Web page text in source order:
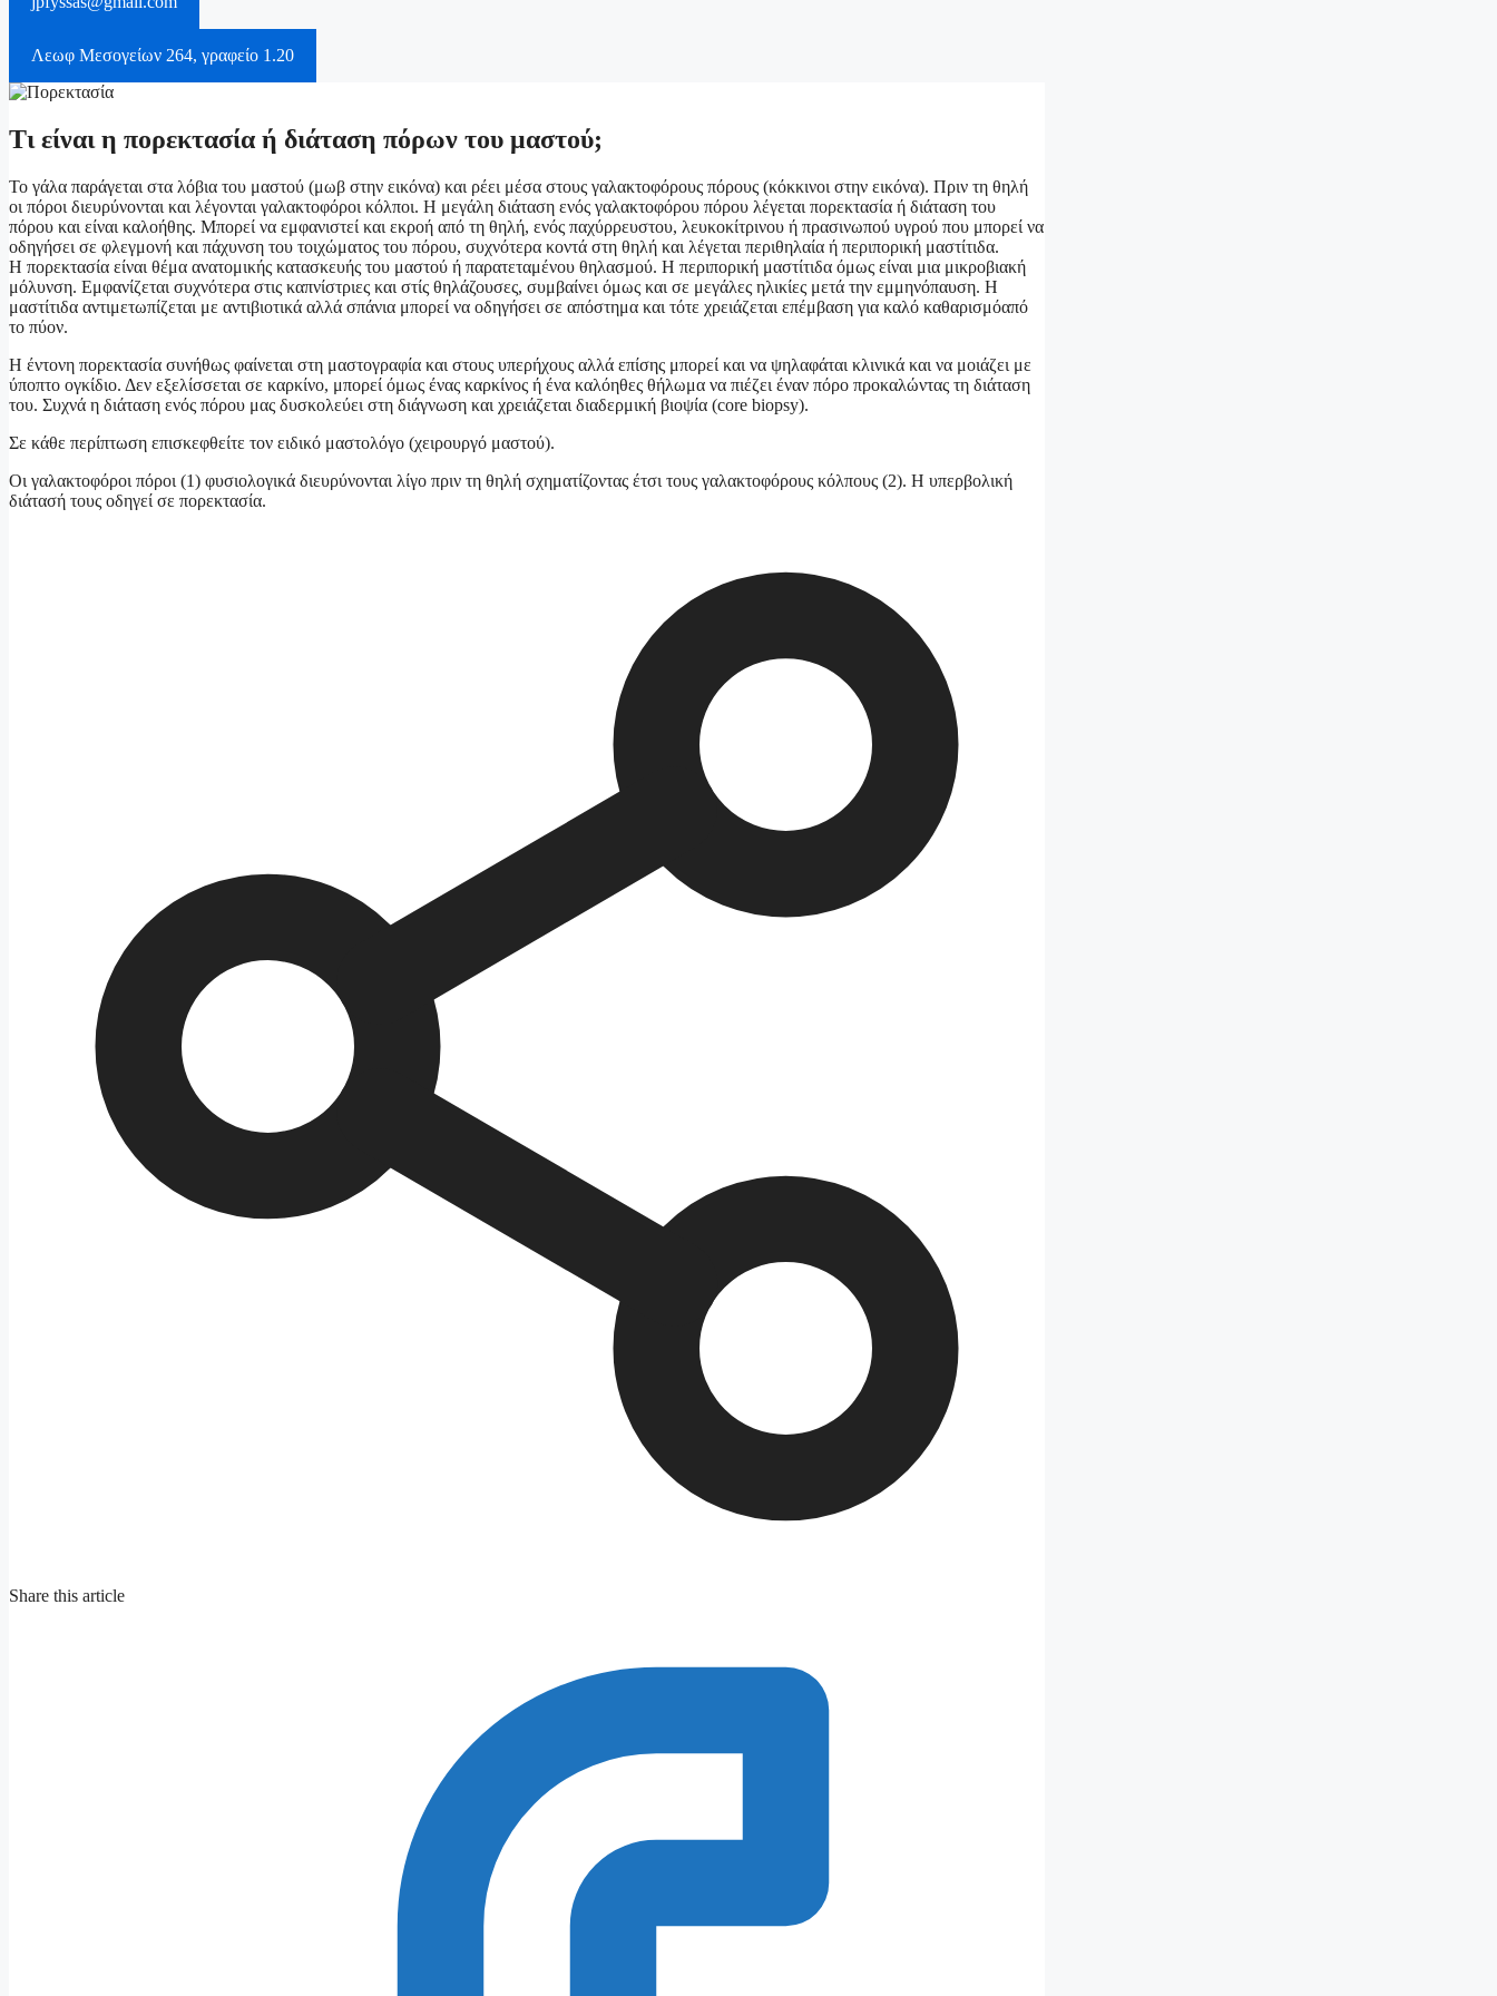
Λεωφ Μεσογείων 264, γραφείο 1.20
Τι είναι η πορεκτασία ή διάταση πόρων του μαστού;
Το γάλα παράγεται στα λόβια του μαστού (μωβ στην εικόνα) και ρέει μέσα στους γαλακτοφόρους πόρους (κόκκινοι στην εικόνα). Πριν τη θηλή
οι πόροι διευρύνονται και λέγονται γαλακτοφόροι κόλποι. Η μεγάλη διάταση ενός γαλακτοφόρου πόρου λέγεται πορεκτασία ή διάταση του
πόρου και είναι καλοήθης. Μπορεί να εμφανιστεί και εκροή από τη θηλή, ενός παχύρρευστου, λευκοκίτρινου ή πρασινωπού υγρού που μπορεί να
οδηγήσει σε φλεγμονή και πάχυνση του τοιχώματος του πόρου, συχνότερα κοντά στη θηλή και λέγεται περιθηλαία ή περιπορική μαστίτιδα.
Η πορεκτασία είναι θέμα ανατομικής κατασκευής του μαστού ή παρατεταμένου θηλασμού. Η περιπορική μαστίτιδα όμως είναι μια μικροβιακή
μόλυνση. Εμφανίζεται συχνότερα στις καπνίστριες και στίς θηλάζουσες, συμβαίνει όμως και σε μεγάλες ηλικίες μετά την εμμηνόπαυση. Η
μαστίτιδα αντιμετωπίζεται με αντιβιοτικά αλλά σπάνια μπορεί να οδηγήσει σε απόστημα και τότε χρειάζεται επέμβαση για καλό καθαρισμόαπό
το πύον.
Η έντονη πορεκτασία συνήθως φαίνεται στη μαστογραφία και στους υπερήχους αλλά επίσης μπορεί και να ψηλαφάται κλινικά και να μοιάζει με
ύποπτο ογκίδιο. Δεν εξελίσσεται σε καρκίνο, μπορεί όμως ένας καρκίνος ή ένα καλόηθες θήλωμα να πιέζει έναν πόρο προκαλώντας τη διάταση
του. Συχνά η διάταση ενός πόρου μας δυσκολεύει στη διάγνωση και χρειάζεται διαδερμική βιοψία (core biopsy).
Σε κάθε περίπτωση επισκεφθείτε τον ειδικό μαστολόγο (χειρουργό μαστού).
Οι γαλακτοφόροι πόροι (1) φυσιολογικά διευρύνονται λίγο πριν τη θηλή σχηματίζοντας έτσι τους γαλακτοφόρους κόλπους (2). Η υπερβολική
διάτασή τους οδηγεί σε πορεκτασία.
Share this article